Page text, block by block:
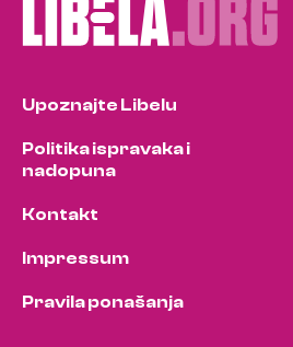
Upoznajte Libelu
Politika ispravaka i
nadopuna
Kontakt
Impressum
Pravila ponašanja